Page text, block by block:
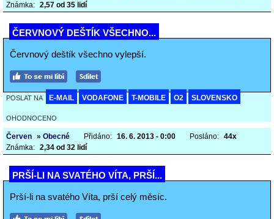
Známka: 2,57 od 35 lidí
ČERVNOVÝ DEŠTÍK VŠECHNO...
Červnový deštík všechno vylepší.
POSLAT NA E-MAIL VODAFONE T-MOBILE O2 SLOVENSKO
OHODNOCENO
Červen » Obecné Přidáno: 16. 6. 2013 - 0:00 Posláno: 44x
Známka: 2,34 od 32 lidí
PRŠÍ-LI NA SVATÉHO VÍTA, PRŠÍ...
Prší-li na svatého Víta, prší celý měsíc.